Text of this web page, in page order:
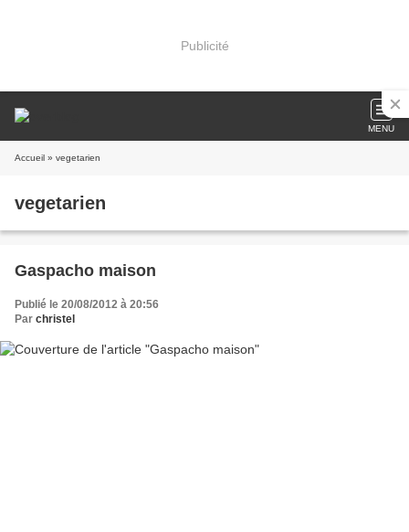
Publicité
MENU
Accueil » vegetarien
vegetarien
Gaspacho maison
Publié le 20/08/2012 à 20:56
Par christel